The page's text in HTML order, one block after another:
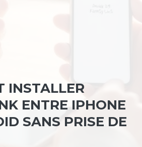
INSTALLER
ENTRE IPHONE
SANS PRISE DE